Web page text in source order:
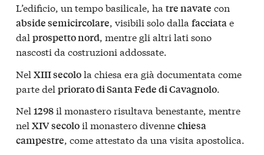
L’edificio, un tempo basilicale, ha tre navate con
abside semicircolare, visibili solo dalla facciatae
dal prospetto nord, mentre gli altri lati sono
nascosti da costruzioni addossate.
Nel XIII secolola chiesa era già documentata come
parte del priorato di Santa Fede di Cavagnolo.
Nel 1298il monastero risultava benestante, mentre
nel XIV secoloil monastero divennechiesa
campestre, come attestato da una visita apostolica.